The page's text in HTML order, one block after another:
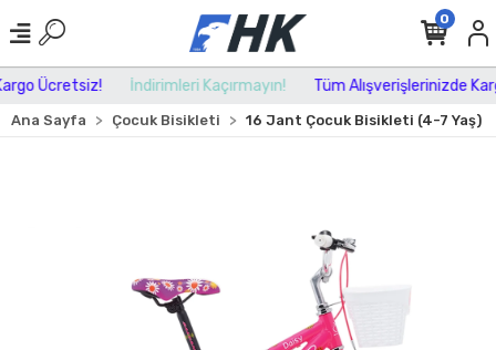
Ücretsiz! İndirimleri Kaçırmayın! Tüm Alışverişlerinizde
0
Ana Sayfa Çocuk Bisikleti 16 Jant Çocuk Bisikleti (4-7 Yaş)